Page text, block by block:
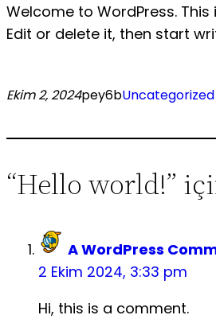
LiPo
4S
5S
8S –
Welcome to WordPress.
Edit or delete it, then start
Ekim 2, 2024pey6bUncategorized
“Hello world!”
A WordPress
2 Ekim 2024, 3:33 pm
Hi, this is a comment.